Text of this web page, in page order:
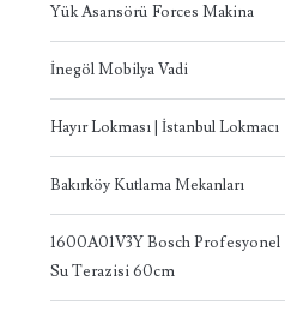
Yük Asansörü Forces Makina
İnegöl Mobilya Vadi
Hayır Lokması | İstanbul Lokmacı
Bakırköy Kutlama Mekanları
1600A01V3Y Bosch Profesyonel
Su Terazisi 60cm